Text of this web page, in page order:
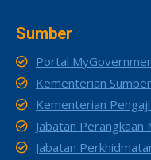
Sumber
Portal
Kementerian
Kementerian
Jabatan Perangkaan
Jabatan